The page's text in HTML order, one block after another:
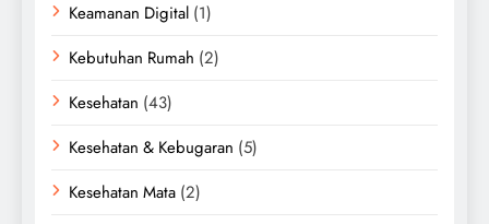
Keamanan Digital (1)
Kebutuhan Rumah (2)
Kesehatan (43)
Kesehatan & Kebugaran (5)
Kesehatan Mata (2)